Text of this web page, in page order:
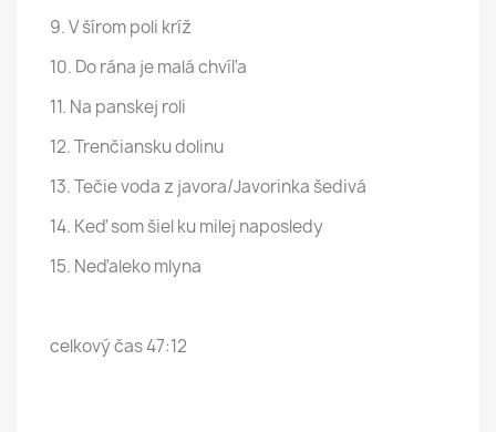
9. V šírom poli kríž
10. Do rána je malá chvíľa
11. Na panskej roli
12. Trenčiansku dolinu
13. Tečie voda z javora/Javorinka šedivá
14. Keď som šiel ku milej naposledy
15. Neďaleko mlyna
celkový čas 47:12